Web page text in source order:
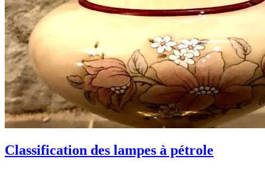
Classification des lampes à pétrole